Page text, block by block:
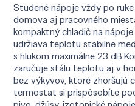
Studené nápoje vždy po
domova aj pracovného
kompaktný chladič na
udržiava teplotu stabilne
s hlukom maximálne 23
zaručuje stálu teplotu aj v
bez výkyvov, ktoré zhoršujú
termostat si prispôsobíte